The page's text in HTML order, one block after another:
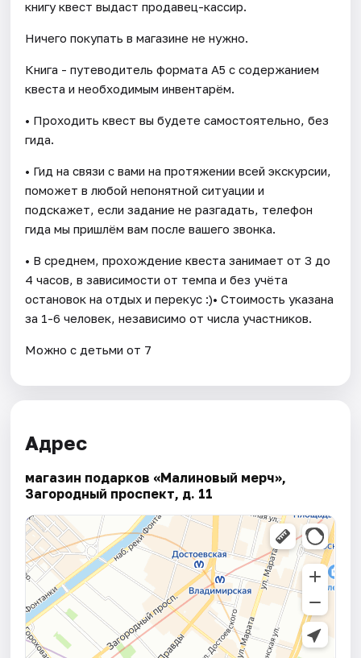
книгу квест выдаст продавец-кассир.
Ничего покупать в магазине не нужно.
Книга - путеводитель формата А5 с содержанием
квеста и необходимым инвентарём.
• Проходить квест вы будете самостоятельно, без
гида.
• Гид на связи с вами на протяжении всей экскурсии,
поможет в любой непонятной ситуации и
подскажет, если задание не разгадать, телефон
гида мы пришлём вам после вашего звонка.
• В среднем, прохождение квеста занимает от 3 до
4 часов, в зависимости от темпа и без учёта
остановок на отдых и перекус :)• Стоимость указана
за 1-6 человек, независимо от числа участников.
Можно с детьми от 7
Адрес
магазин подарков «Малиновый мерч»,
Загородный проспект, д. 11